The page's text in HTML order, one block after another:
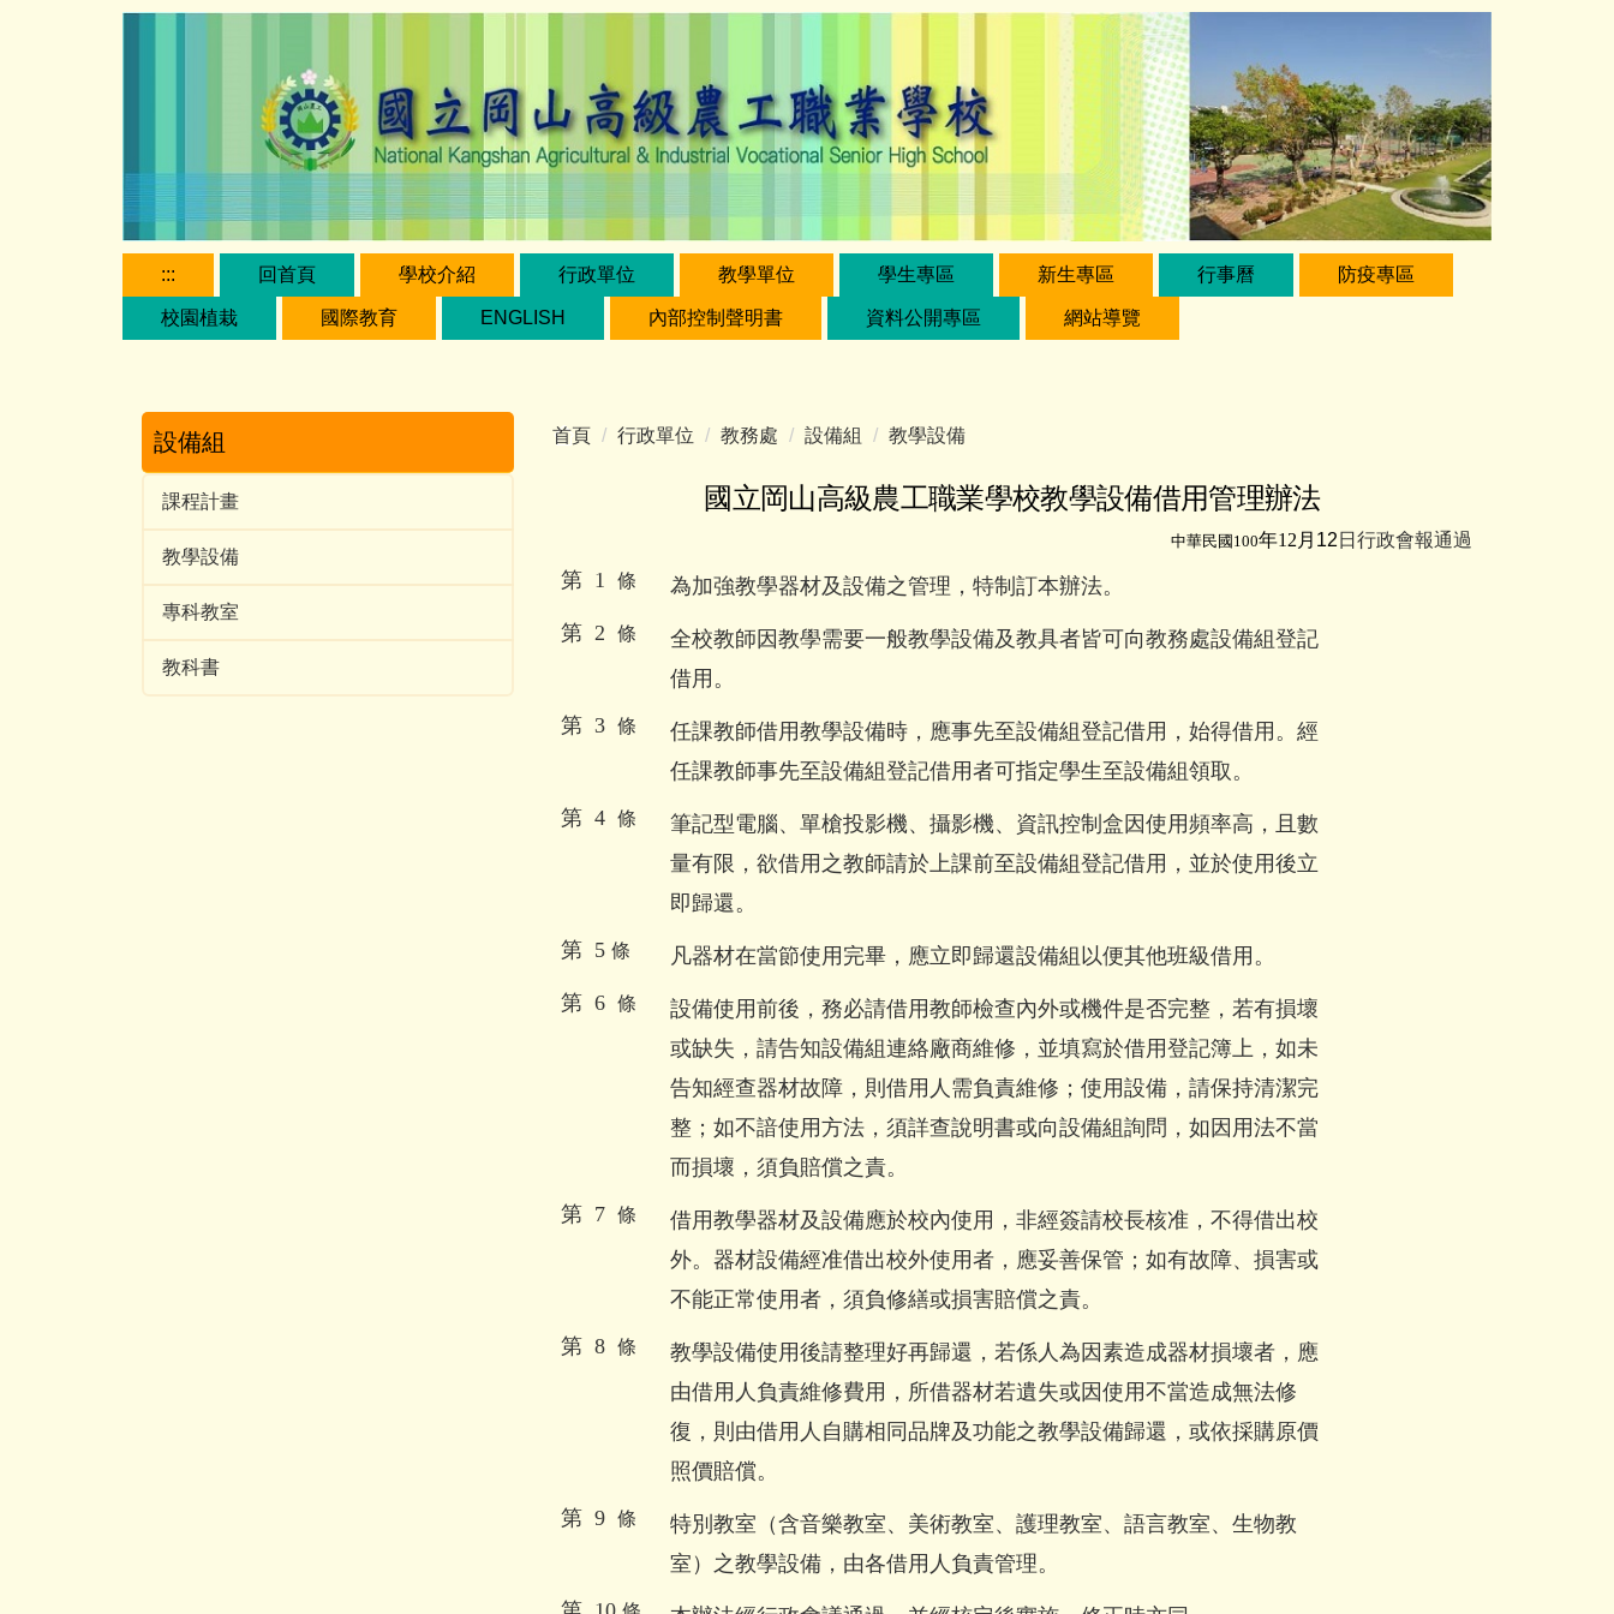
::: 回首頁 學校介紹 行政單位 教學單位 學生專區 新生專區 行事曆 防疫專區
校園植栽 國際教育 ENGLISH 內部控制聲明書 資料公開專區 網站導覽
設備組
課程計畫
教學設備
專科教室
教科書
首頁 行政單位 教務處 設備組 教學設備
國立岡山高級農工職業學校教學設備借用管理辦法
中華民國100年12 月12 日行政會報通過
第 1條
為加強教學器材及設備之管理，特制訂本辦法。
第 2條
全校教師因教學需要一般教學設備及教具者皆可向教務處設備組登記
借用。
第 3條
任課教師借用教學設備時，應事先至設備組登記借用，始得借用。經
任課教師事先至設備組登記借用者可指定學生至設備組領取。
第 4條
筆記型電腦、單槍投影機、攝影機、資訊控制盒因使用頻率高，且數
量有限，欲借用之教師請於上課前至設備組登記借用，並於使用後立
即歸還。
第 5條
凡器材在當節使用完畢，應立即歸還設備組以便其他班級借用。
第 6條
設備使用前後，務必請借用教師檢查內外或機件是否完整，若有損壞
或缺失，請告知設備組連絡廠商維修，並填寫於借用登記簿上，如未
告知經查器材故障，則借用人需負責維修；使用設備，請保持清潔完
整；如不諳使用方法，須詳查說明書或向設備組詢問，如因用法不當
而損壞，須負賠償之責。
第 7條
借用教學器材及設備應於校內使用，非經簽請校長核准，不得借出校
外。器材設備經准借出校外使用者，應妥善保管；如有故障、損害或
不能正常使用者，須負修繕或損害賠償之責。
第 8條
教學設備使用後請整理好再歸還，若係人為因素造成器材損壞者，應
由借用人負責維修費用，所借器材若遺失或因使用不當造成無法修
復，則由借用人自購相同品牌及功能之教學設備歸還，或依採購原價
照價賠償。
第 9條
特別教室（含音樂教室、美術教室、護理教室、語言教室、生物教
室）之教學設備，由各借用人負責管理。